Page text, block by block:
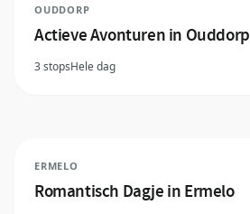
OUDDORP
Actieve Avonturen in Ouddorp
3 stopsHele dag
ERMELO
Romantisch Dagje in Ermelo